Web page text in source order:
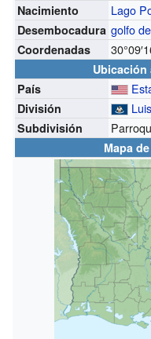
Nacimiento Lago
Desembocadura golfo
Coordenadas
País
División
Subdivisión
Mapa